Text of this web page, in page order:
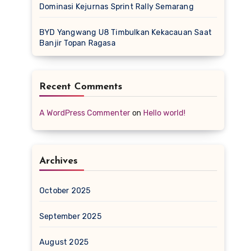
Dominasi Kejurnas Sprint Rally Semarang
BYD Yangwang U8 Timbulkan Kekacauan Saat
Banjir Topan Ragasa
Recent Comments
A WordPress Commenter on Hello world!
Archives
October 2025
September 2025
August 2025